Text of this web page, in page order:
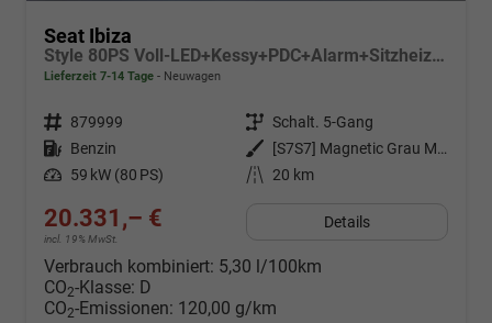
Seat Ibiza
Style 80PS Voll-LED+Kessy+PDC+Alarm+Sitzheizung+Kamera+App-Connect
Lieferzeit 7-14 Tage Neuwagen
Fahrzeugnr. 879999 Getriebe Schalt. 5-Gang
Kraftstoff Benzin Außenfarbe
[S7S7] Magnetic Grau Metallic
Leistung 59 kW (80 PS) Kilometerstand 20 km
20.331,– €
incl. 19% MwSt.
Details
Verbrauch kombiniert: 5,30 l/100km
CO2-Klasse: D
CO2-Emissionen: 120,00 g/km